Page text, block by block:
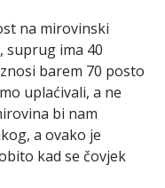
na mirovinski
suprug ima 40
barem 70 posto
uplaćivali, a ne
bi nam
a ovako je
kad se čovjek